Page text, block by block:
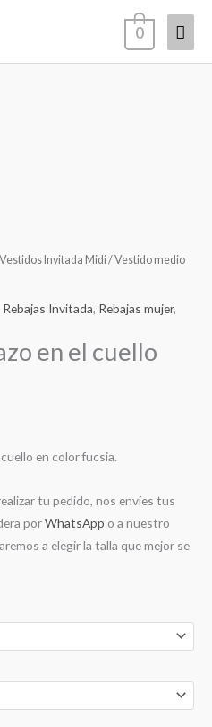
0
Vestidos Invitada Midi/ Vestido medio
Rebajas Invitada, Rebajas mujer,
en el cuello
en color fucsia.
tu pedido, nos envíes tus
porWhatsApp o a nuestro
a elegir la talla que mejor se